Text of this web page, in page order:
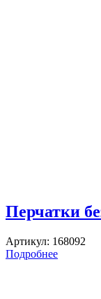
Перчатки
Артикул: 168092
Подробнее